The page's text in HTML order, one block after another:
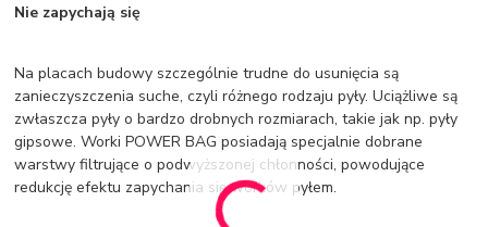
Nie zapychają się
Na placach budowy szczególnie trudne do usunięcia są
zanieczyszczenia suche, czyli różnego rodzaju pyły. Uciążliwe są
zwłaszcza pyły o bardzo drobnych rozmiarach, takie jak np. pyły
gipsowe. Worki POWER BAG posiadają specjalnie dobrane
warstwy filtrujące o podwyższonej chłonności, powodujące
redukcję efektu zapychania się worków pyłem.